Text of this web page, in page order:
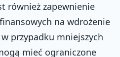
również zapewnienie
na wdrożenie
przypadku mniejszych
mieć ograniczone